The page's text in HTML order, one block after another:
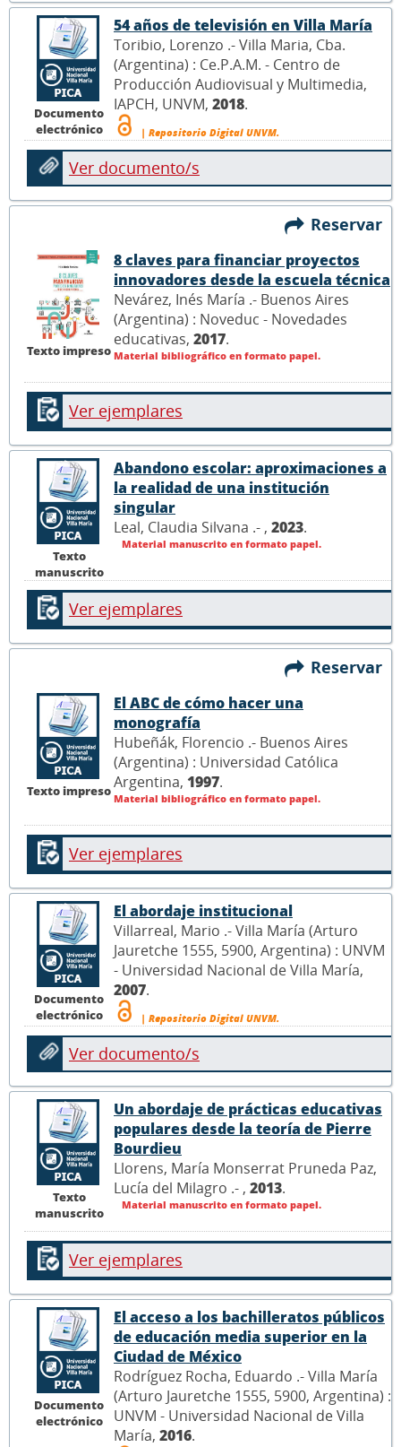
Documento
electrónico
54 años de televisión en Villa María
Toribio, Lorenzo .- Villa Maria, Cba.
(Argentina) : Ce.P.A.M. - Centro de
Producción Audiovisual y Multimedia,
IAPCH, UNVM, 2018.
| Repositorio Digital UNVM.
Ver documento/s
Reservar
Texto impreso
8 claves para financiar proyectos
innovadores desde la escuela técnica
Nevárez, Inés María .- Buenos Aires
(Argentina) : Noveduc - Novedades
educativas, 2017.
Material bibliográfico en formato papel.
Ver ejemplares
Texto
manuscrito
Abandono escolar: aproximaciones a
la realidad de una institución
singular
Leal, Claudia Silvana .- , 2023.
Material manuscrito en formato papel.
Ver ejemplares
Reservar
Texto impreso
El ABC de cómo hacer una
monografía
Hubeñák, Florencio .- Buenos Aires
(Argentina) : Universidad Católica
Argentina, 1997.
Material bibliográfico en formato papel.
Ver ejemplares
Documento
electrónico
El abordaje institucional
Villarreal, Mario .- Villa María (Arturo
Jauretche 1555, 5900, Argentina) : UNVM
- Universidad Nacional de Villa María,
2007.
| Repositorio Digital UNVM.
Ver documento/s
Texto
manuscrito
Un abordaje de prácticas educativas
populares desde la teoría de Pierre
Bourdieu
Llorens, María Monserrat Pruneda Paz,
Lucía del Milagro .- , 2013.
Material manuscrito en formato papel.
Ver ejemplares
Documento
electrónico
El acceso a los bachilleratos públicos
de educación media superior en la
Ciudad de México
Rodríguez Rocha, Eduardo .- Villa María
(Arturo Jauretche 1555, 5900, Argentina) :
UNVM - Universidad Nacional de Villa
María, 2016.